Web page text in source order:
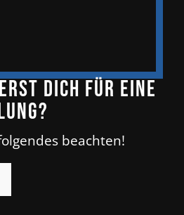
dich für eine
beachten!